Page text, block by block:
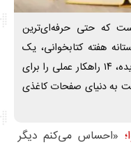
که حتی حرفه‌ای‌ترین
هفته کتابخوانی، یک
کارشناس ادبیات با تشریح دلایل این پدیده، ۱۴ راهکار عملی را برای
به دنیای صفحات کاغذی
«احساس می‌کنم دیگر